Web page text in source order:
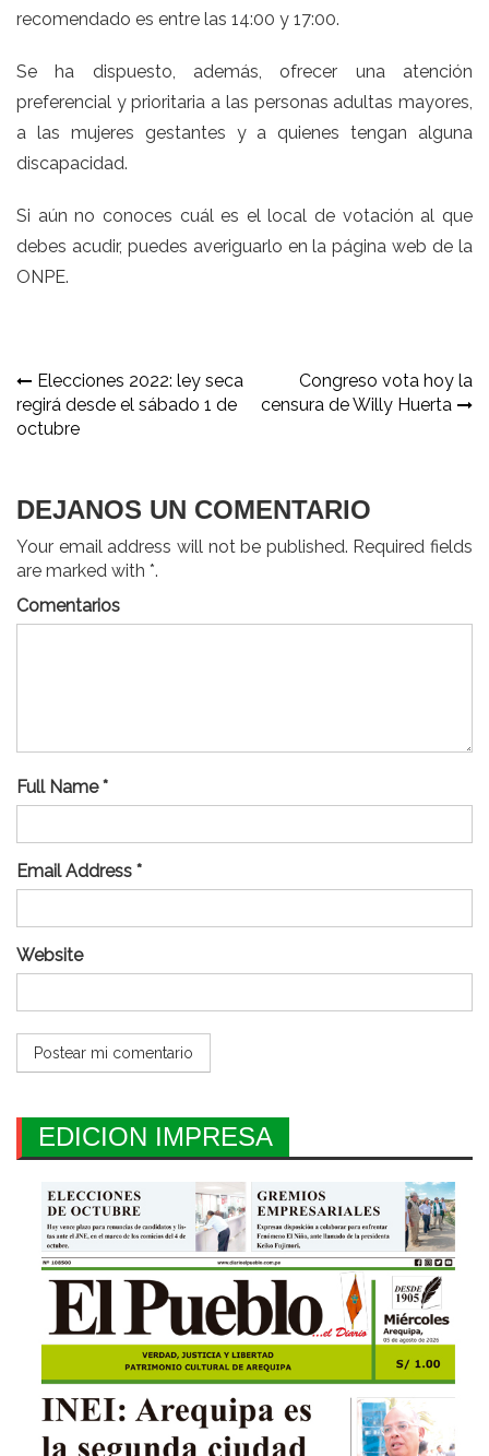
recomendado es entre las 14:00 y 17:00.
Se ha dispuesto, además, ofrecer una atención
preferencial y prioritaria a las personas adultas mayores,
a las mujeres gestantes y a quienes tengan alguna
discapacidad.
Si aún no conoces cuál es el local de votación al que
debes acudir, puedes averiguarlo en la página web de la
ONPE.
Navegación
de
Elecciones 2022: ley seca
regirá desde el sábado 1 de
octubre
Congreso vota hoy la
censura de Willy Huerta
DEJANOS UN COMENTARIO
Your email address will not be published. Required fields
are marked with *.
Comentarios
Full Name *
Email Address *
Website
EDICION IMPRESA